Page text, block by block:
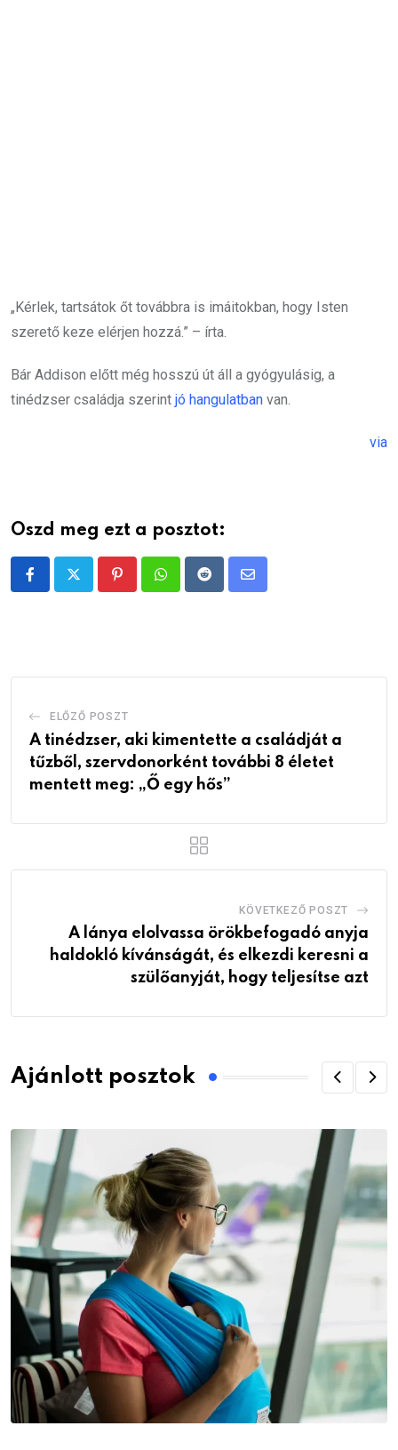
„Kérlek, tartsátok őt továbbra is imáitokban, hogy Isten
szerető keze elérjen hozzá.” – írta.
Bár Addison előtt még hosszú út áll a gyógyulásig, a
tinédzser családja szerint jó hangulatban van.
via
Oszd meg ezt a posztot:
PinterestWhatsappRedditShare
ELŐZŐ POSZT
A tinédzser, aki kimentette a családját a
tűzből, szervdonorként további 8 életet
mentett meg: „Ő egy hős”
KÖVETKEZŐ POSZT
A lánya elolvassa örökbefogadó anyja
haldokló kívánságát, és elkezdi keresni a
szülőanyját, hogy teljesítse azt
Ajánlott posztok